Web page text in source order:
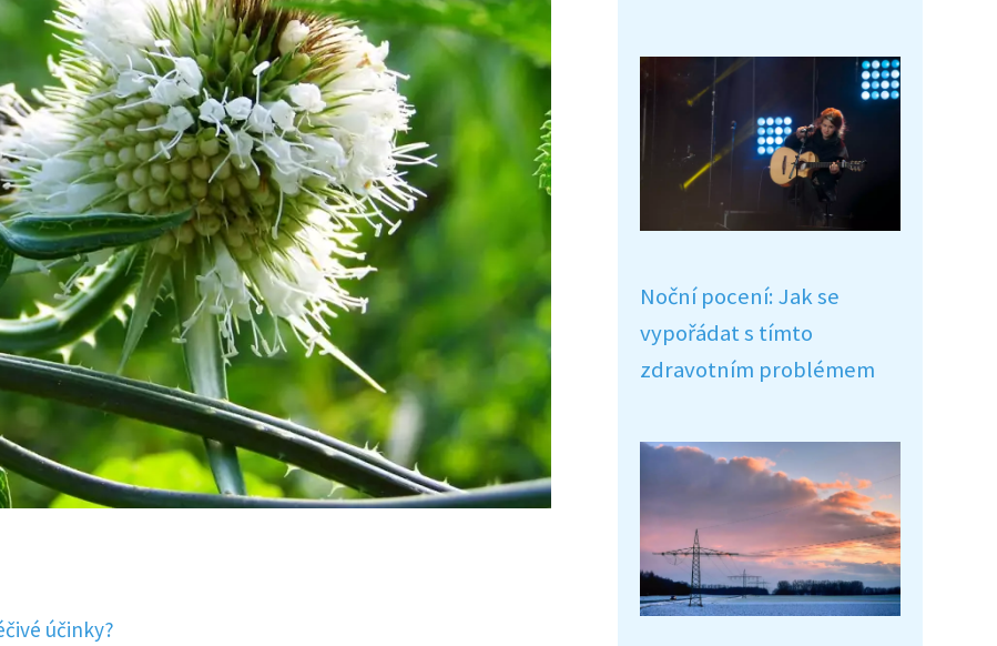
účinky?
Noční pocení: Jak se
vypořádat s tímto
zdravotním problémem